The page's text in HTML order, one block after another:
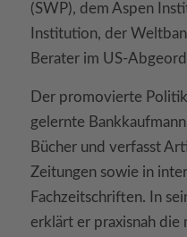
(SWP), dem Aspen
Institution, der
Berater im US-
Der promovierte
gelernte
Bücher und verfasst
Zeitungen sowie in
Fachzeitschriften. In
erklärt er praxisnah die